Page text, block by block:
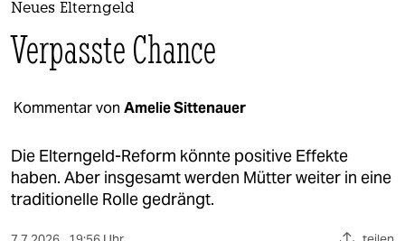
politik
öko
gesellschaft
kultur
Neues Elterngeld
Verpasste Chance
Kommentar von Amelie Sittenauer
Die Elterngeld-Reform könnte positive Effekte
haben. Aber insgesamt werden Mütter weiter in eine
traditionelle Rolle gedrängt.